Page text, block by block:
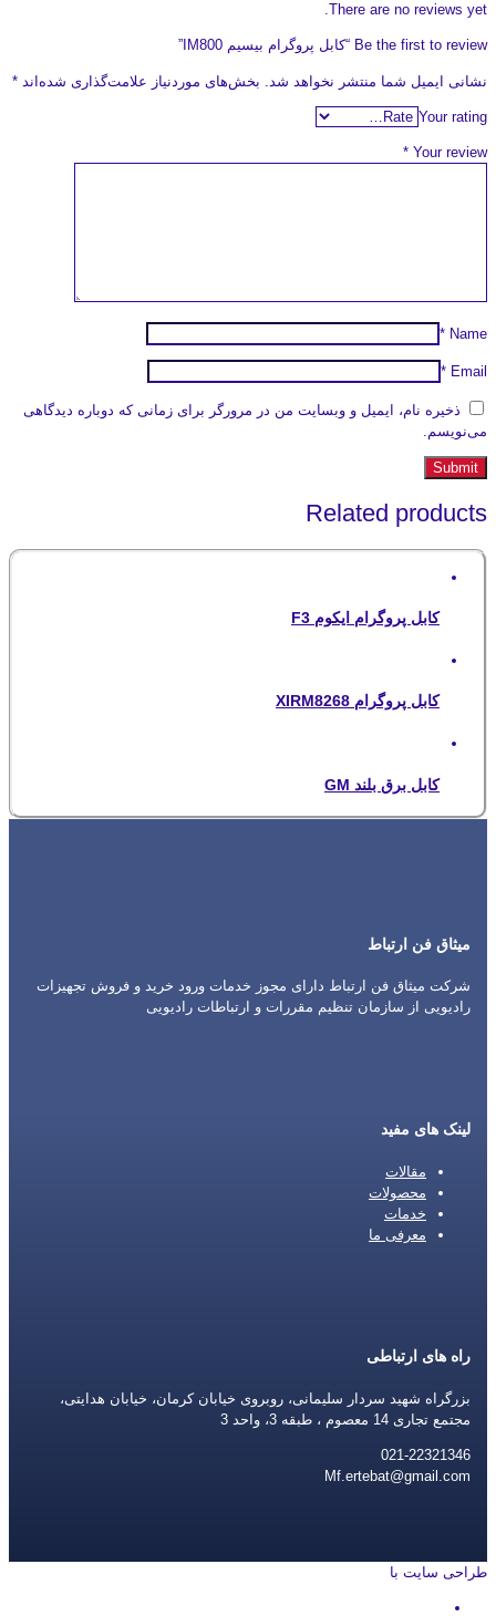
There are no reviews yet.
Be the first to review “کابل پروگرام بیسیم IM800”
نشانی ایمیل شما منتشر نخواهد شد. بخش‌های موردنیاز علامت‌گذاری شده‌اند *
Your rating
Your review
*
Name
*
Email
*
ذخیره نام، ایمیل و وبسایت من در مرورگر برای زمانی که دوباره دیدگاهی
می‌نویسم.
Related products
کابل پروگرام ایکوم F3
کابل پروگرام XIRM8268
کابل برق بلند GM
میثاق فن ارتباط
شرکت میثاق فن ارتباط دارای مجوز خدمات ورود خرید و فروش تجهیزات
رادیویی از سازمان تنظیم مقررات و ارتباطات رادیویی
لینک های مفید
مقالات
محصولات
خدمات
معرفی ما
راه های ارتباطی
بزرگراه شهید سردار سلیمانی، روبروی خیابان کرمان، خیابان هدایتی،
مجتمع تجاری 14 معصوم ، طبقه 3، واحد 3
021-22321346
Mf.ertebat@gmail.com
طراحی سایت با